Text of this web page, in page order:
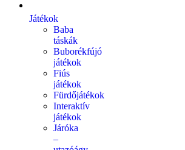
Játékok
Baba
táskák
Buborékfújó
játékok
Fiús
játékok
Fürdőjátékok
Interaktív
játékok
Járóka
–